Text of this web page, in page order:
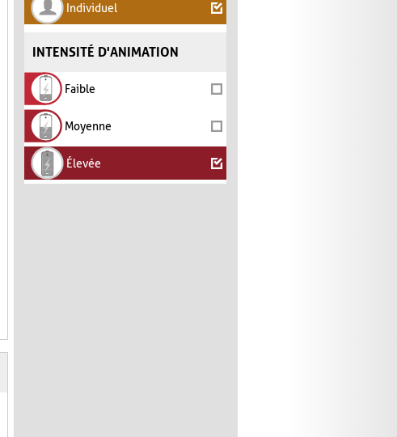
Individuel
INTENSITÉ D'ANIMATION
Faible
Moyenne
Élevée